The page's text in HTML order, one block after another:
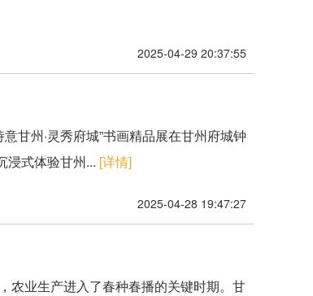
2025-04-29 20:37:55
甘州·灵秀府城”书画精品展在甘州府城钟
浸式体验甘州... [详情]
2025-04-28 19:47:27
农业生产进入了春种春播的关键时期。甘